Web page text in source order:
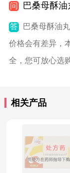
问 巴桑母酥
答
巴桑母酥油
价格会有差异，
全，您可放心选
相关产品